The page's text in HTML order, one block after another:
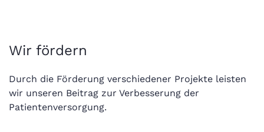
Wir fördern
Durch die Förderung verschiedener Projekte leisten
wir unseren Beitrag zur Verbesserung der
Patientenversorgung.